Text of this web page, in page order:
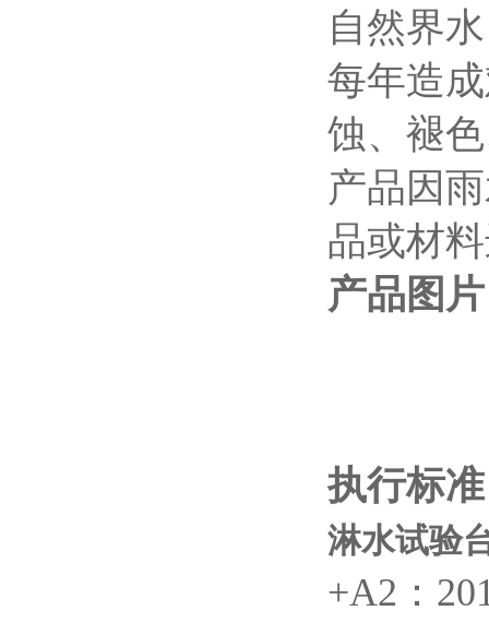
自然界
每年造
蚀、褪
产品因
品或材
产品图片
执行标准
淋水试验
+A2：